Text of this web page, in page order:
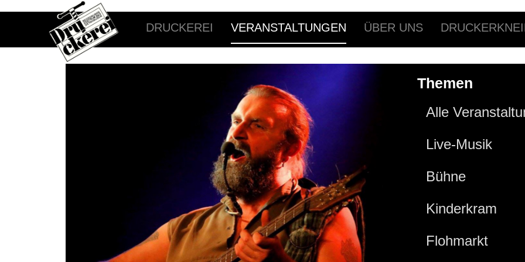
DRUCKEREI VERANSTALTUNGEN ÜBER UNS
Themen
Alle
Live-Musik
Bühne
Kinderkram
Flohmarkt